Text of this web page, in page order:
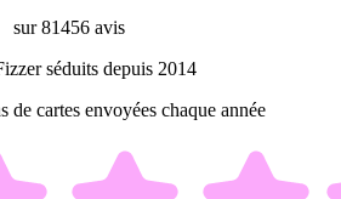
sur 81456 avis
séduits depuis 2014
de cartes envoyées chaque année